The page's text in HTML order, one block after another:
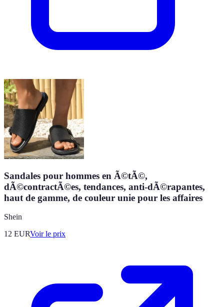
Sandales pour hommes en Ã©tÃ©,
dÃ©contractÃ©es, tendances, anti-dÃ©rapantes,
haut de gamme, de couleur unie pour les affaires
Shein
12 EURVoir le prix